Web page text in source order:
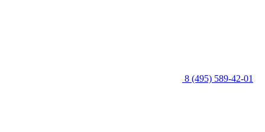
8 (495) 589-42-01